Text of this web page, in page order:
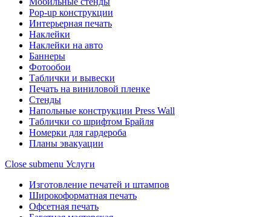
Pop-up конструкции
Интерьерная печать
Наклейки
Наклейки на авто
Баннеры
Фотообои
Таблички и вывески
Печать на виниловой пленке
Стенды
Напольные конструкции Press Wall
Таблички со шрифтом Брайля
Номерки для гардероба
Планы эвакуации
Close submenu Услуги
Изготовление печатей и штампов
Широкоформатная печать
Офсетная печать